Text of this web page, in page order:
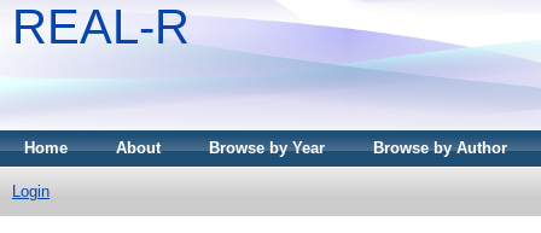
REAL-R
Home About Browse by Year Browse by Author
Login